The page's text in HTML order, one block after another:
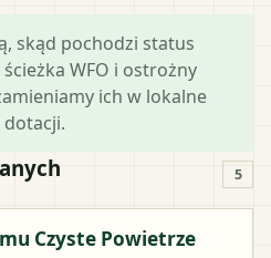
skąd pochodzi status
WFO i ostrożny
ich w lokalne
5
Czyste Powietrze